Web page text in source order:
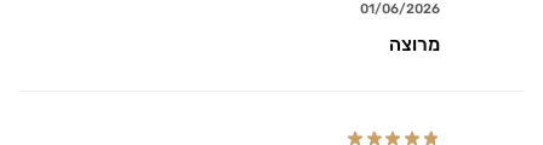
01/06/2026
מרוצה